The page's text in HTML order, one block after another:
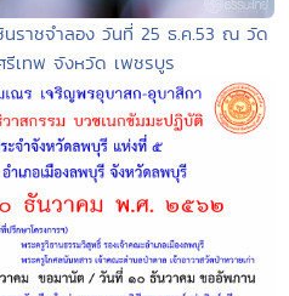
ราชจำลอง วันที่ 25 ธ.ค.53 ณ วัด
เทพ จังหวัด เพชรบูร